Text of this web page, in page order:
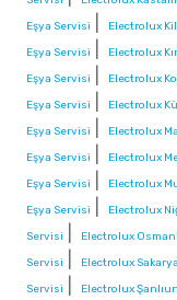
Eşya Servisi
Electrolux
Eşya Servisi
Electrolux
Eşya Servisi
Electrolux
Eşya Servisi
Electrolux
Eşya Servisi
Electrolux
Eşya Servisi
Electrolux
Eşya Servisi
Electrolux
Eşya Servisi
Electrolux
Servisi
Electrolux
Servisi
Electrolux
Servisi
Electrolux